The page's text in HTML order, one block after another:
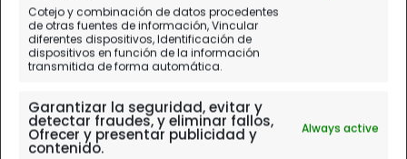
Cotejo y combinación de datos procedentes
de otras fuentes de información, Vincular
diferentes dispositivos, Identificación de
dispositivos en función de la información
transmitida de forma automática.
Garantizar la seguridad, evitar y
detectar fraudes, y eliminar fallos,
Ofrecer y presentar publicidad y
contenido.
Always active